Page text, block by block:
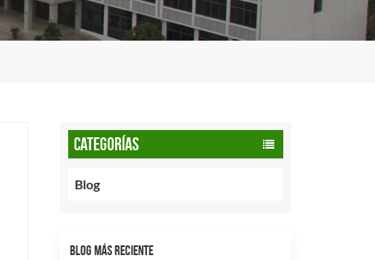
CATEGORÍAS
Blog
BLOG MÁS RECIENTE